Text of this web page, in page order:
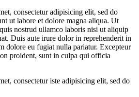
consectetur adipisicing elit, sed do
ut labore et dolore magna aliqua. Ut
nostrud ullamco laboris nisi ut aliquip
Duis aute irure dolor in reprehenderit in
dolore eu fugiat nulla pariatur. Excepteur
proident, sunt in culpa qui officia
consectetur iste adipisicing elit, sed do